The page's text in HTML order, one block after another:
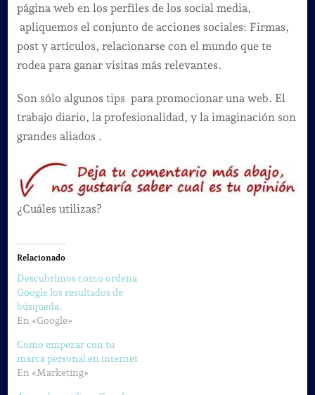
página web en los perfiles de los social media,
apliquemos el conjunto de acciones sociales: Firmas,
post y artículos, relacionarse con el mundo que te
rodea para ganar visitas más relevantes.
Son sólo algunos tips para promocionar una web. El
trabajo diario, la profesionalidad, y la imaginación son
grandes aliados .
¿Cuáles utilizas?
Relacionado
Descubrimos como ordena
Google los resultados de
búsqueda.
En «Google»
Como empezar con tu
marca personal en internet
En «Marketing»